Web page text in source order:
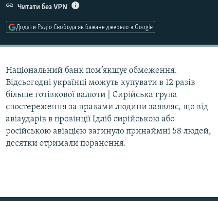
КТАТ
Усі сайти RFE/RL
Читати без VPN
Додати Радіо Свобода як бажане джерело в Google
Національний банк пом’якшує обмеження.
Відсьогодні українці можуть купувати в 12 разів
більше готівкової валюти | Сирійська група
спостереження за правами людини заявляє, що від
авіаударів в провінції Ідліб сирійською або
російською авіацією загинуло принаймні 58 людей,
десятки отримали поранення.